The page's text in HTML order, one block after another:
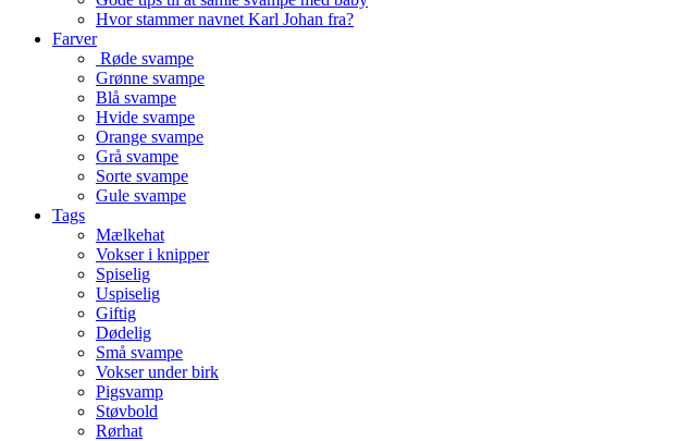
Hvor stammer navnet Karl Johan fra?
Farver
Røde svampe
Grønne svampe
Blå svampe
Hvide svampe
Orange svampe
Grå svampe
Sorte svampe
Gule svampe
Tags
Mælkehat
Vokser i knipper
Spiselig
Uspiselig
Giftig
Dødelig
Små svampe
Vokser under birk
Pigsvamp
Støvbold
Rørhat